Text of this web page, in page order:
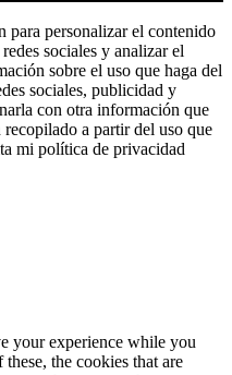
para personalizar el contenido
sociales y analizar el
sobre el uso que haga del
sociales, publicidad y
con otra información que
a partir del uso que
mi política de privacidad
your experience while you
the cookies that are